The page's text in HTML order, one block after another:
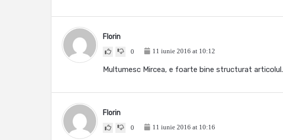
Florin
0 11 iunie 2016 at 10:12
Multumesc Mircea, e foarte bine structurat articolul.
Florin
0 11 iunie 2016 at 10:16